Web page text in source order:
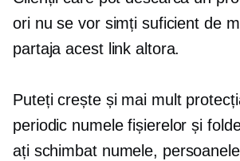
ori nu se vor simți suficient de
partaja acest link altora.
Puteți crește și mai mult
periodic numele fișierelor și
ați schimbat numele,